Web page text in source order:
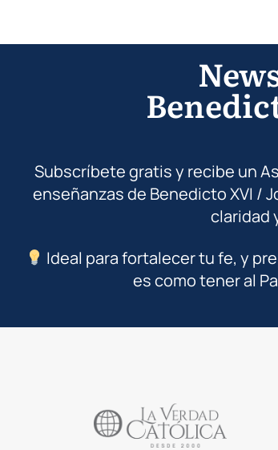
Subscríbete gratis y recibe un
enseñanzas de Benedicto XVI /
claridad
Ideal para fortalecer tu fe, y
es como tener al